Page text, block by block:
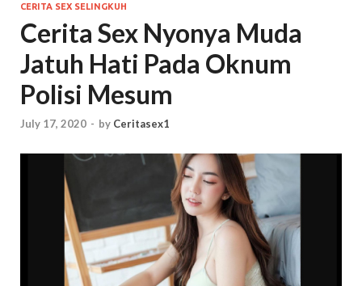
CERITA SEX SELINGKUH
Cerita Sex Nyonya Muda
Jatuh Hati Pada Oknum
Polisi Mesum
July 17, 2020 - by Ceritasex1